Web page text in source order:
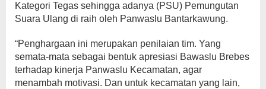
Kategori Tegas sehingga adanya (PSU) Pemungutan
Suara Ulang di raih oleh Panwaslu Bantarkawung.
“Penghargaan ini merupakan penilaian tim. Yang
semata-mata sebagai bentuk apresiasi Bawaslu Brebes
terhadap kinerja Panwaslu Kecamatan, agar
menambah motivasi. Dan untuk kecamatan yang lain,